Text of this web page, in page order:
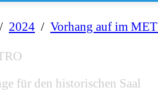
/ 2024 / Vorhang auf im
für den historischen Saal